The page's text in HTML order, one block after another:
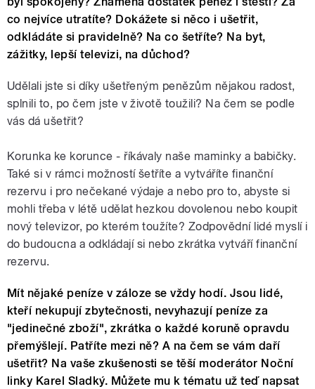
co nejvíce utratíte? Dokážete si něco i ušetřit,
odkládáte si pravidelně? Na co šetříte? Na byt,
zážitky, lepší televizi, na důchod?
Udělali jste si díky ušetřeným penězům nějakou radost,
splnili to, po čem jste v životě toužili? Na čem se podle
vás dá ušetřit?
Korunka ke korunce - říkávaly naše maminky a babičky.
Také si v rámci možností šetříte a vytváříte finanční
rezervu i pro nečekané výdaje a nebo pro to, abyste si
mohli třeba v létě udělat hezkou dovolenou nebo koupit
nový televizor, po kterém toužíte? Zodpovědní lidé myslí i
do budoucna a odkládají si nebo zkrátka vytváří finanční
rezervu.
Mít nějaké peníze v záloze se vždy hodí. Jsou lidé,
kteří nekupují zbytečnosti, nevyhazují peníze za
"jedinečné zboží", zkrátka o každé koruně opravdu
přemýšlejí. Patříte mezi ně? A na čem se vám daří
ušetřit? Na vaše zkušenosti se těší moderátor Noční
linky Karel Sladký. Můžete mu k tématu už teď napsat